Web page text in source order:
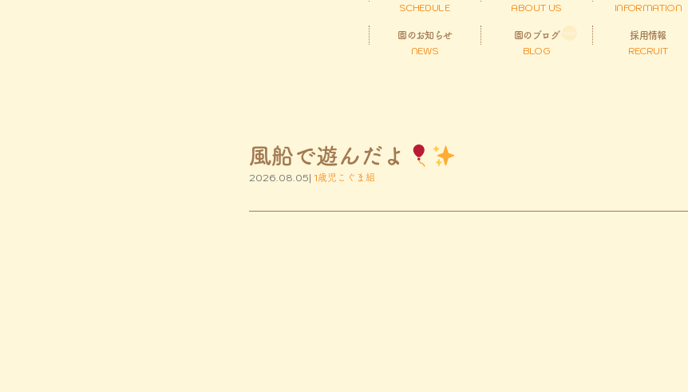
SCHEDULE
ABOUT US
INFORMATION
園のお知らせ
NEWS
園のブログ
BLOG
採用情報
RECRUIT
風船で遊んだよ
2026.08.05| 1歳児こぐま組